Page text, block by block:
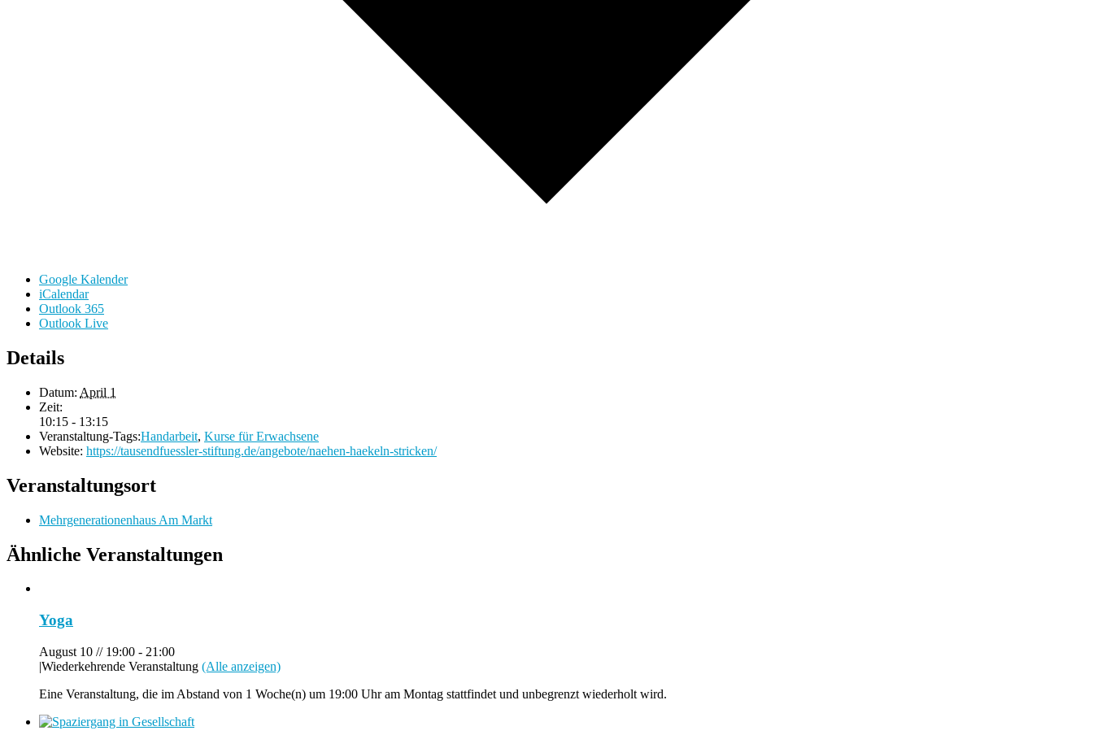
Google Kalender
iCalendar
Outlook 365
Outlook Live
Details
Datum: April 1
Zeit:
10:15 - 13:15
Veranstaltung-Tags:Handarbeit, Kurse für Erwachsene
Website: https://tausendfuessler-stiftung.de/angebote/naehen-haekeln-stricken/
Veranstaltungsort
Mehrgenerationenhaus Am Markt
Ähnliche Veranstaltungen
Yoga
August 10 // 19:00 - 21:00
|Wiederkehrende Veranstaltung (Alle anzeigen)
Eine Veranstaltung, die im Abstand von 1 Woche(n) um 19:00 Uhr am Montag stattfindet und unbegrenzt wiederholt wird.